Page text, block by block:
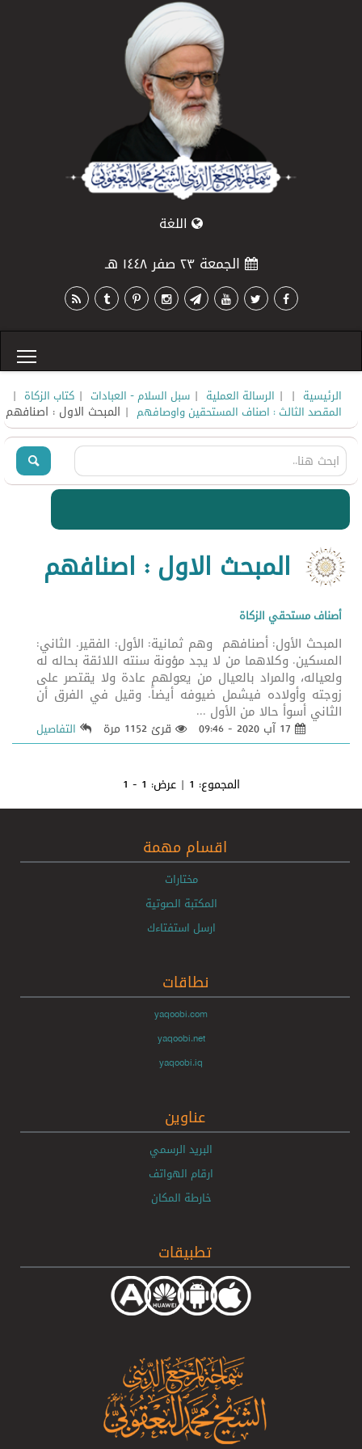
اللغة
الجمعة ٢٣ صفر ١٤٤٨ هـ
الرئيسية |
| الرسالة العملية | سبل السلام - العبادات | كتاب الزكاة |
المقصد الثالث : اصناف المستحقين واوصافهم | المبحث الاول : اصنافهم
المبحث الاول : اصنافهم
أصناف مستحقي الزكاة
المبحث الأول: أصنافهم وهم ثمانية: الأول: الفقير. الثاني:
المسكين. وكلاهما من لا يجد مؤونة سنته اللائقة بحاله له
ولعياله، والمراد بالعيال من يعولهم عادة ولا يقتصر على
زوجته وأولاده فيشمل ضيوفه أيضاً. وقيل في الفرق أن
الثاني أسوأ حالا من الأول ...
قرئ 1152 مرة التفاصيل
المجموع: 1 | عرض: 1 - 1
اقسام مهمة
مختارات
المكتبة الصوتية
ارسل استفتاءك
نطاقات
yaqoobi.com
yaqoobi.net
yaqoobi.iq
عناوين
البريد الرسمي
ارقام الهواتف
خارطة المكان
تطبيقات